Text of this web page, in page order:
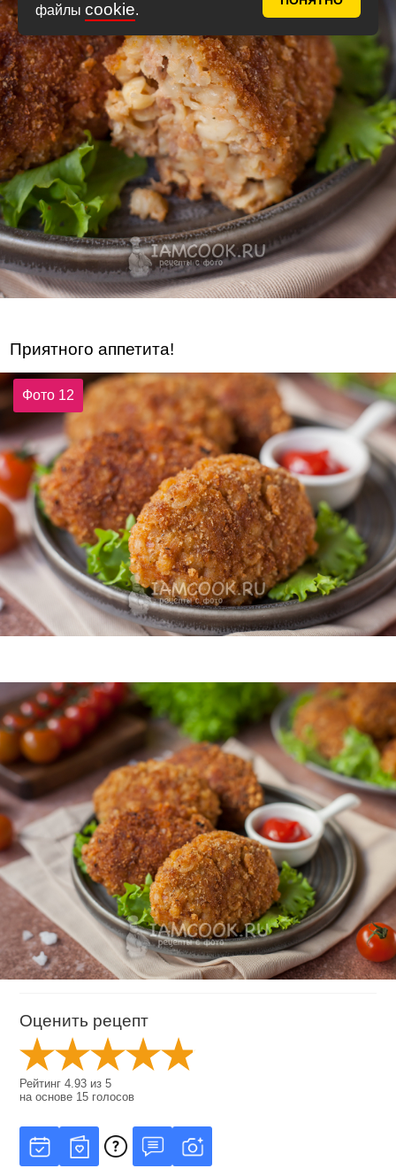
файлы cookie.
Приятного аппетита!
Фото 12
Оценить рецепт
Рейтинг4.93 из5
на основе 15 голосов